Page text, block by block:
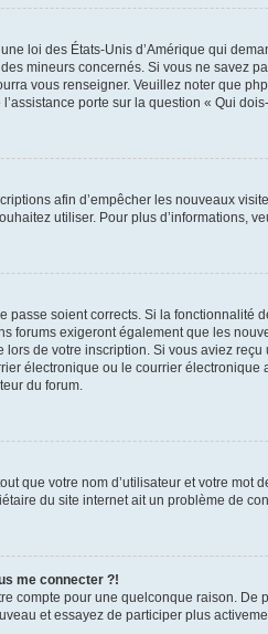
loi des États-Unis d’Amérique qui
mineurs concernés. Si vous ne savez
vous renseigner. Veuillez noter que
porte sur la question « Qui
afin d’empêcher les nouveaux
utiliser. Pour plus d’informations,
soient corrects. Si la
forums exigeront également que les
de votre inscription. Si vous aviez
électronique ou le courrier
du forum.
que votre nom d’utilisateur et votre
du site internet ait un problème de
me connecter ?!
compte pour une quelconque raison.
et essayez de participer plus